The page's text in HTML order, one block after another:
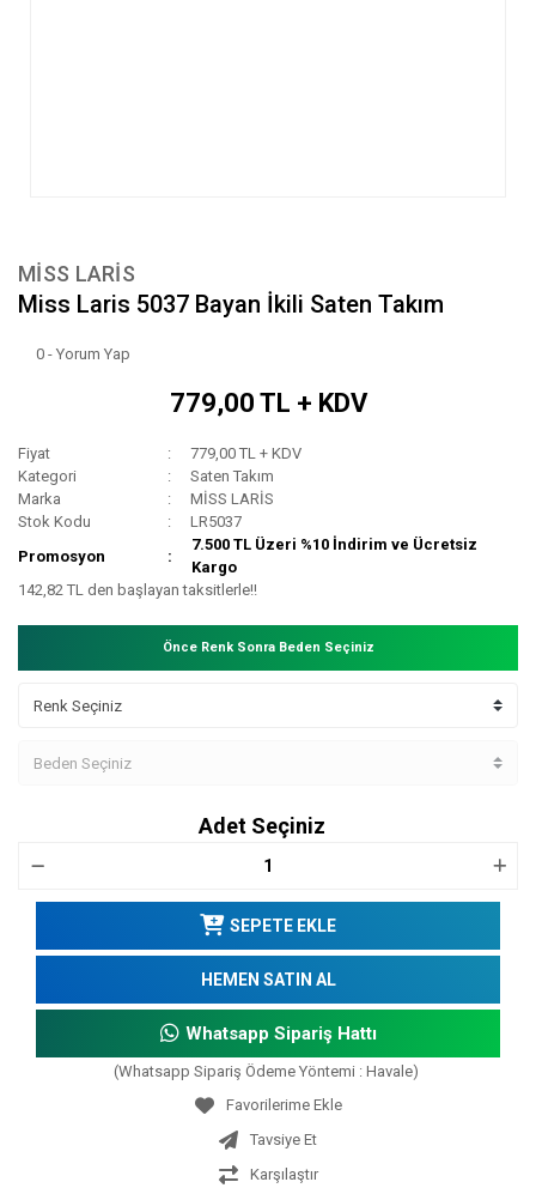
MİSS LARİS
Miss Laris 5037 Bayan İkili Saten Takım
0 - Yorum Yap
779,00 TL + KDV
Fiyat
779,00 TL + KDV
Kategori
Saten Takım
Marka
MİSS LARİS
Stok Kodu
LR5037
Promosyon
7.500 TL Üzeri %10 İndirim ve Ücretsiz
Kargo
142,82 TL den başlayan taksitlerle!!
Önce Renk Sonra Beden Seçiniz
Adet Seçiniz
SEPETE EKLE
HEMEN SATIN AL
Whatsapp Sipariş Hattı
(Whatsapp Sipariş Ödeme Yöntemi : Havale)
Tavsiye Et
Karşılaştır